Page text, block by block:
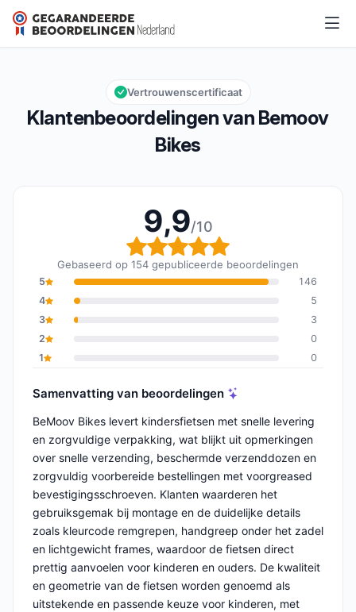
Bemoov Bikes
Algemene beoordeling: 9,9 van 10
9,9/10
Klantenbeoordelingen van Bemoov
Bikes
Vertrouwenscertificaat
9,9/10
Algemene beoordeling:
Gebaseerd op 154 gepubliceerde beoordelingen
5
146
4
5
3
3
2
0
1
0
Samenvatting van beoordelingen
BeMoov Bikes levert kindersfietsen met snelle levering
en zorgvuldige verpakking, wat blijkt uit opmerkingen
over snelle verzending, beschermde verzenddozen en
zorgvuldig voorbereide bestellingen met voorgreased
bevestigingsschroeven. Klanten waarderen het
gebruiksgemak bij montage en de duidelijke details
zoals kleurcode remgrepen, handgreep onder het zadel
en lichtgewicht frames, waardoor de fietsen direct
prettig aanvoelen voor kinderen en ouders. De kwaliteit
en geometrie van de fietsen worden genoemd als
uitstekende en passende keuze voor kinderen, met